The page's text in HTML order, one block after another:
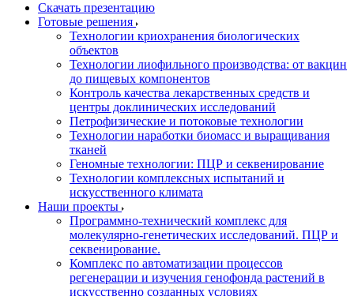
Скачать презентацию
Готовые решения
Технологии криохранения биологических
объектов
Технологии лиофильного производства: от вакцин
до пищевых компонентов
Контроль качества лекарственных средств и
центры доклинических исследований
Петрофизические и потоковые технологии
Технологии наработки биомасс и выращивания
тканей
Геномные технологии: ПЦР и секвенирование
Технологии комплексных испытаний и
искусственного климата
Наши проекты
Программно-технический комплекс для
молекулярно-генетических исследований. ПЦР и
секвенирование.
Комплекс по автоматизации процессов
регенерации и изучения генофонда растений в
искусственно созданных условиях